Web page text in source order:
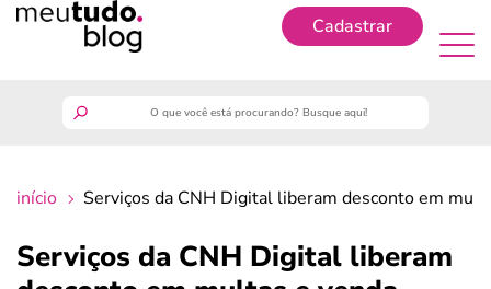
Cadastrar
finanças
início Serviços da CNH Digital liberam desconto em
Serviços da CNH Digital liberam